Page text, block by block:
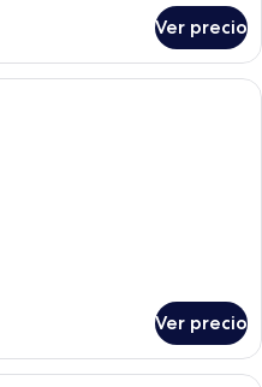
Ver precio
Un espacio al aire libre techado con
Ver precio
Una estructura pequeña de un piso